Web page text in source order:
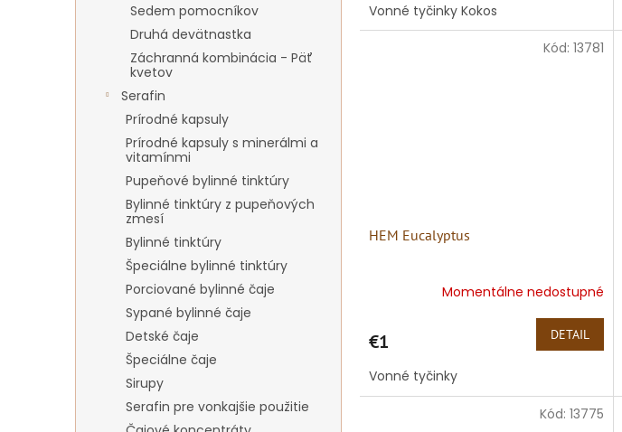
Sedem pomocníkov
Druhá devätnastka
Záchranná kombinácia - Päť
kvetov
Serafin
Prírodné kapsuly
Prírodné kapsuly s minerálmi a
vitamínmi
Pupeňové bylinné tinktúry
Bylinné tinktúry z pupeňových
zmesí
Bylinné tinktúry
Špeciálne bylinné tinktúry
Porciované bylinné čaje
Sypané bylinné čaje
Detské čaje
Špeciálne čaje
Sirupy
Serafin pre vonkajšie použitie
Vonné tyčinky Kokos
HEM Eucalyptus
Momentálne nedostupné
€1 DETAIL
Vonné tyčinky
Kód: 13781
Kód: 13775